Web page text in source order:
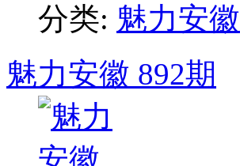
分类: 魅力安徽
魅力安徽 892期